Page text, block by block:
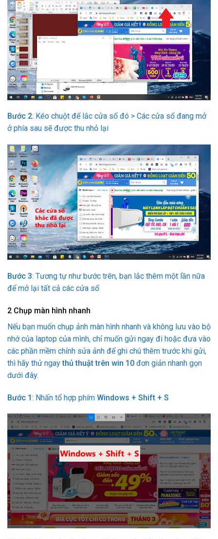
Bước 2: Kéo chuột để lắc cửa sổ đó > Các cửa sổ đang mở
ở phía sau sẽ được thu nhỏ lại
Bước 3: Tương tự như bước trên, bạn lắc thêm một lần nữa
để mở lại tất cả các cửa sổ
2 Chụp màn hình nhanh
Nếu bạn muốn chụp ảnh màn hình nhanh và không lưu vào bộ
nhớ của laptop của mình, chỉ muốn gửi ngay đi hoặc đưa vào
các phần mềm chỉnh sửa ảnh để ghi chú thêm trước khi gửi,
thì hãy thử ngaythủ thuật trên win 10 đơn giản nhanh gọn
dưới đây.
Bước 1: Nhấn tổ hợp phím Windows + Shift + S